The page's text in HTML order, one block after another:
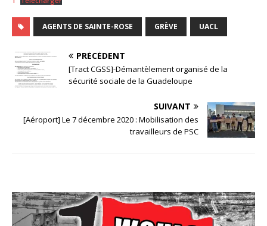
AGENTS DE SAINTE-ROSE GRÈVE UACL
PRÉCÉDENT
[Tract CGSS]-Démantèlement organisé de la
sécurité sociale de la Guadeloupe
SUIVANT
[Aéroport] Le 7 décembre 2020 : Mobilisation des
travailleurs de PSC